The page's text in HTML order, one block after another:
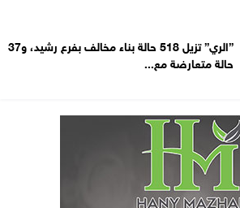
”الري” تزيل 518 حالة بناء مخالف بفرع رشيد، و37
حالة متعارضة مع...